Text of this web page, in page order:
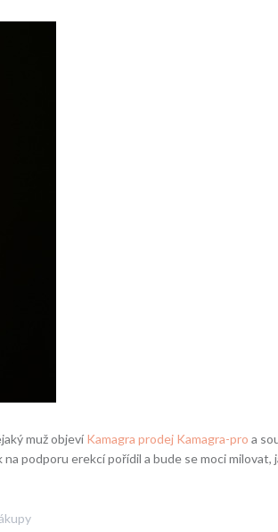
muž objeví Kamagra prodej Kamagra-pro a
podporu erekcí pořídil a bude se moci milovat,